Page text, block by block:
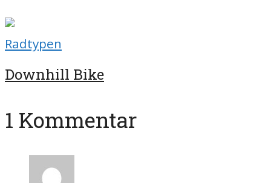
Radtypen
Downhill Bike
1 Kommentar